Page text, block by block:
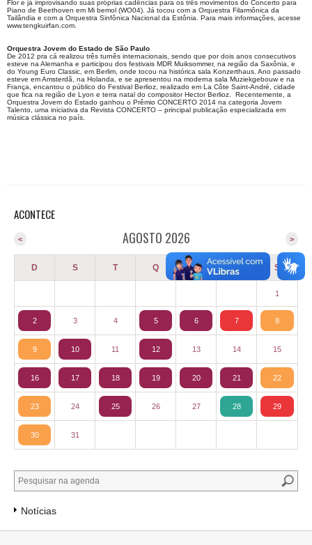
Flor e já improvisando suas próprias cadências para os três movimentos do Concerto para
Piano de Beethoven em Mi bemol (WO04). Já tocou com a Orquestra Filarmônica da
Tailândia e com a Orquestra Sinfônica Nacional da Estônia. Para mais informações, acesse
www.tengkuirfan.com.
Orquestra Jovem do Estado de São Paulo
De 2012 pra cá realizou três turnês internacionais, sendo que por dois anos consecutivos
esteve na Alemanha e participou dos festivais MDR Muiksommer, na região da Saxônia, e
do Young Euro Classic, em Berlim, onde tocou na histórica sala Konzerthaus. Ano passado
esteve em Amsterdã, na Holanda, e se apresentou na moderna sala Muziekgebouw e na
França, encantou o público do Festival Berlioz, realizado em La Côte Saint-André, cidade
que fica na região de Lyon e terra natal do compositor Hector Berlioz. Recentemente, a
Orquestra Jovem do Estado ganhou o Prêmio CONCERTO 2014 na categoria Jovem
Talento, uma iniciativa da Revista CONCERTO – principal publicação especializada em
música clássica no país.
ACONTECE
AGOSTO 2026 >
<
D S T Q Q S S
1
2 3 4 5 6 7 8
9 10 11 12 13 14 15
16 17 18 19 20 21 22
23 24 25 26 27 28 29
30 31
Notícias